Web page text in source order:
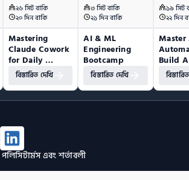
২৬ সিট বাকি
২০ দিন বাকি
Mastering
Claude Cowork
for Daily
Automation
বিস্তারিত দেখি
৩ সিট বাকি
২১ দিন বাকি
AI & ML
Engineering
Bootcamp
বিস্তারিত দেখি
১৯ সিট
২২ দিন
Master
Build
(No
পলিসিটার্মস এবং শর্তাবলী